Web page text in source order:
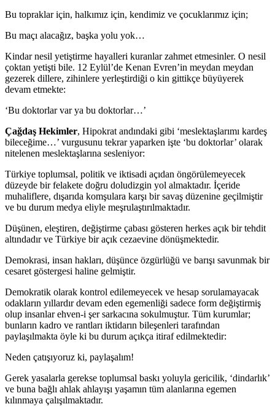
Bu topraklar için, halkımız için, kendimiz ve çocuklarımız için;
Bu maçı alacağız, başka yolu yok…
Kindar nesil yetiştirme hayalleri kuranlar zahmet etmesinler. O nesil
çoktan yetişti bile. 12 Eylül’de Kenan Evren’in meydan meydan
gezerek dillere, zihinlere yerleştirdiği o kin gittikçe büyüyerek
devam etmekte:
‘Bu doktorlar var ya bu doktorlar…’
Çağdaş Hekimler, Hipokrat andındaki gibi ‘meslektaşlarımı kardeş
bileceğime…’ vurgusunu tekrar yaparken işte ‘bu doktorlar’ olarak
nitelenen meslektaşlarına sesleniyor:
Türkiye toplumsal, politik ve iktisadi açıdan öngörülemeyecek
düzeyde bir felakete doğru doludizgin yol almaktadır. İçeride
muhaliflere, dışarıda komşulara karşı bir savaş düzenine geçilmiştir
ve bu durum medya eliyle meşrulaştırılmaktadır.
Düşünen, eleştiren, değiştirme çabası gösteren herkes açık bir tehdit
altındadır ve Türkiye bir açık cezaevine dönüşmektedir.
Demokrasi, insan hakları, düşünce özgürlüğü ve barışı savunmak bir
cesaret göstergesi haline gelmiştir.
Demokratik olarak kontrol edilemeyecek ve hesap sorulamayacak
odakların yıllardır devam eden egemenliği sadece form değiştirmiş
olup insanlar ehven-i şer sarkacına sokulmuştur. Tüm kurumlar;
bunların kadro ve rantları iktidarın bileşenleri tarafından
paylaşılmakta öyle ki bu durum açıkça itiraf edilmektedir:
Neden çatışıyoruz ki, paylaşalım!
Gerek yasalarla gerekse toplumsal baskı yoluyla gericilik, ‘dindarlık’
ve buna bağlı ahlak ahlayışı yaşamın tüm alanlarına egemen
kılınmaya çalışılmaktadır.